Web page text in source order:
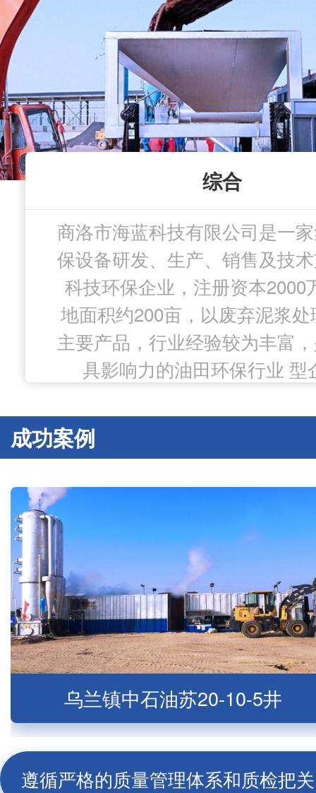
综合
商洛市海蓝科技有限公司是一
保设备研发、生产、销售及技
科技环保企业，注册资本2000
地面积约200亩，以废弃泥浆
主要产品，行业经验较为丰富
具影响力的油田环保行业 型
技术优势
海蓝科技注重技术研发，拥有
科研团队，凝集研发人员40
请持有的各类 授权22项，固
备、低温蒸发设备、高温氧化
品持续升级。
产品质量
海蓝科技专注油田废弃物处理
严格的生产质量管理体系和质
待质量一丝不苟，以品质为立
造质量过硬的系统的泥浆处理
户使用放心。
广获好评
海蓝科技业务涉及油气田废弃
油泥处理、污泥处理、压返液
处理、医疗废弃物等领域，先
田、胜利油田、大庆油田、朝
和泥浆等企业合作，以品质和
户信赖。
成功案例
乌兰镇中石油苏20-10-5井
遵循严格的质量管理体系和质检把关